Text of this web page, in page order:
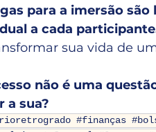
para a imersão
a cada
sua vida de
não é uma
a sua?